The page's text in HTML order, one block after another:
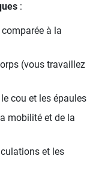
:
à la
(vous travaillez
cou et les épaules
mobilité et de la
et les